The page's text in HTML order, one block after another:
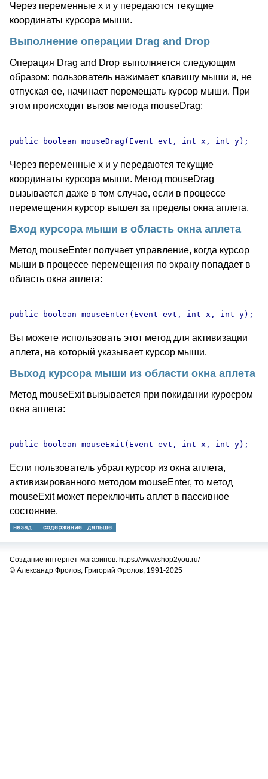
Через переменные x и y передаются текущие
координаты курсора мыши.
Выполнение операции Drag and Drop
Операция Drag and Drop выполняется следующим
образом: пользователь нажимает клавишу мыши и, не
отпуская ее, начинает перемещать курсор мыши. При
этом происходит вызов метода mouseDrag:
Через переменные x и y передаются текущие
координаты курсора мыши. Метод mouseDrag
вызывается даже в том случае, если в процессе
перемещения курсор вышел за пределы окна аплета.
Вход курсора мыши в область окна аплета
Метод mouseEnter получает управление, когда курсор
мыши в процессе перемещения по экрану попадает в
область окна аплета:
Вы можете использовать этот метод для активизации
аплета, на который указывает курсор мыши.
Выход курсора мыши из области окна аплета
Метод mouseExit вызывается при покидании куросром
окна аплета:
Если пользователь убрал курсор из окна аплета,
активизированного методом mouseEnter, то метод
mouseExit может переключить аплет в пассивное
состояние.
Создание интернет-магазинов: https://www.shop2you.ru/
© Александр Фролов, Григорий Фролов, 1991-2025